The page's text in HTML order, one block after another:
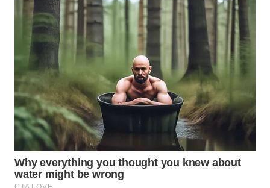
KALTARA
KALSEL
WN
KALTIM
WN
SULSEL
WN